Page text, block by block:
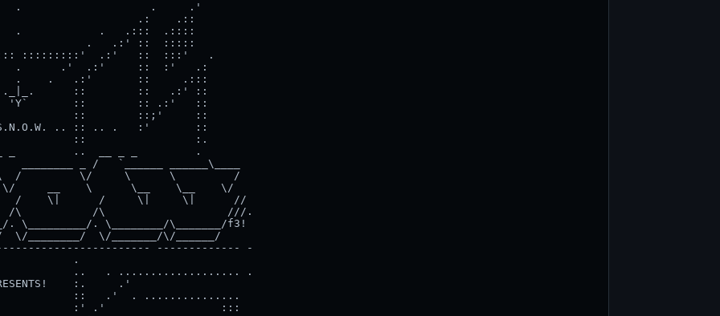
.                    .     .'
.:    .::
.            .   .:::  .::::
.   .:' ::  :::::
:::::::::'  .:'   ::  :::'   .
.      .'  .:'     ::  :'   .:
.    .   .:'       ::     .:::
::        ::   .:' ::
'Y`       ::        :: .:'   ::
::        ::;'     ::
.. :: .. .   :'       ::
::                 :.
_         ..  __ _ _         .
________ _ /   `______ ______\____
/         \/     \      \         /
__    \      \__    \__    \/
/    \|      /     \|     \|      //
\           /\                   ///.
. \_________/. \________/\_______/f3!
\/________/  \/_______/\/______/
------------- -
.
..   . ................... .
:.     .'
::   .'  . ...............
:' .'                  :::